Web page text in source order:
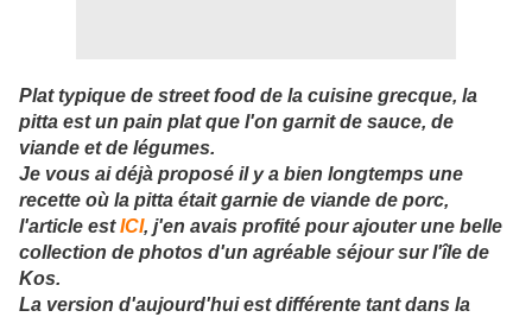
Plat typique de street food de la cuisine grecque, la
pitta est un pain plat que l'on garnit de sauce, de
viande et de légumes.
Je vous ai déjà proposé il y a bien longtemps une
recette où la pitta était garnie de viande de porc,
l'article estICI, j'en avais profité pour ajouter une belle
collection de photos d'un agréable séjour sur l'île de
Kos.
La version d'aujourd'hui est différente tant dans la